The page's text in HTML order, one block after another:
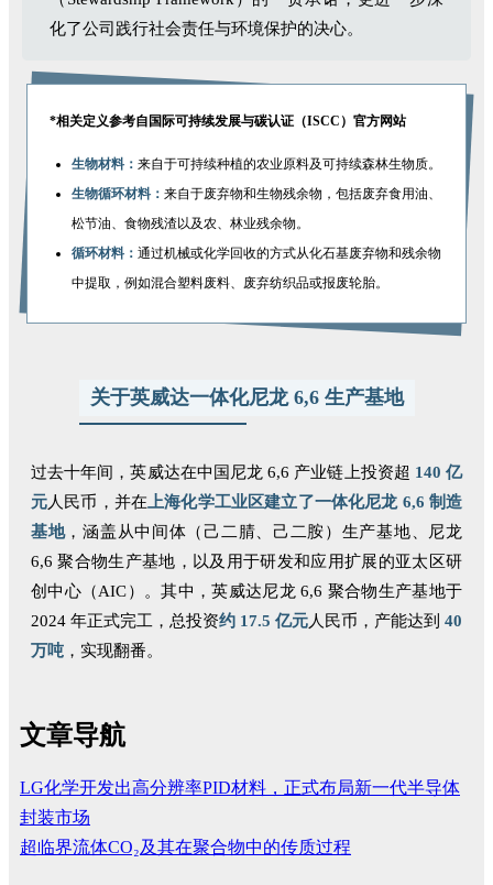
化了公司践行社会责任与环境保护的决心。
*相关定义参考自 国际可持续发展与碳认证（ISCC）官方网站
生物材料： 来自于可持续种植的农业原料及可持续森林生物质。
生物循环材料： 来自于废弃物和生物残余物，包括废弃食用油、
松节油、食物残渣以及农、林业残余物。
循环材料： 通过机械或化学回收的方式从化石基废弃物和残余物
中提取，例如混合塑料废料、废弃纺织品或报废轮胎。
关于英威达一体化尼龙 6,6 生产基地
过去十年间，英威达在中国尼龙 6,6 产业链上投资超 140 亿
元人民币 ，并在 上海化学工业区建立了一体化尼龙 6,6 制造
基地，涵盖从中间体（己二腈、己二胺）生产基地、尼龙
6,6 聚合物生产基地，以及用于研发和应用扩展的亚太区研
创中心（AIC）。其中，英威达尼龙 6,6 聚合物生产基地于
2024 年正式完工，总投资约 17.5 亿元人民币，产能达到 40
万吨 ，实现翻番。
文章导航
LG化学开发出高分辨率PID材料，正式布局新一代半导体
封装市场
超临界流体CO₂及其在聚合物中的传质过程